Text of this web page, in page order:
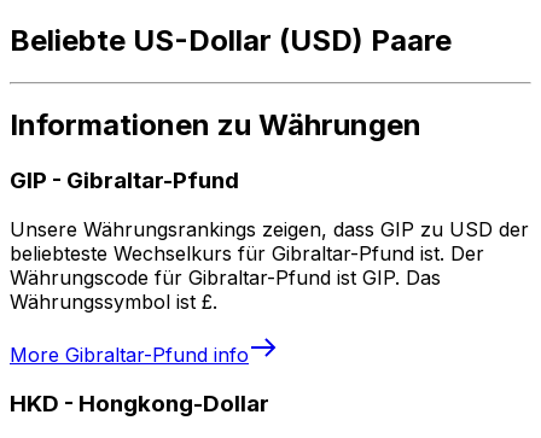
Beliebte US-Dollar (USD) Paare
Informationen zu Währungen
GIP - Gibraltar-Pfund
Unsere Währungsrankings zeigen, dass GIP zu USD der
beliebteste Wechselkurs für Gibraltar-Pfund ist. Der
Währungscode für Gibraltar-Pfund ist GIP. Das
Währungssymbol ist £.
More Gibraltar-Pfund info
HKD - Hongkong-Dollar